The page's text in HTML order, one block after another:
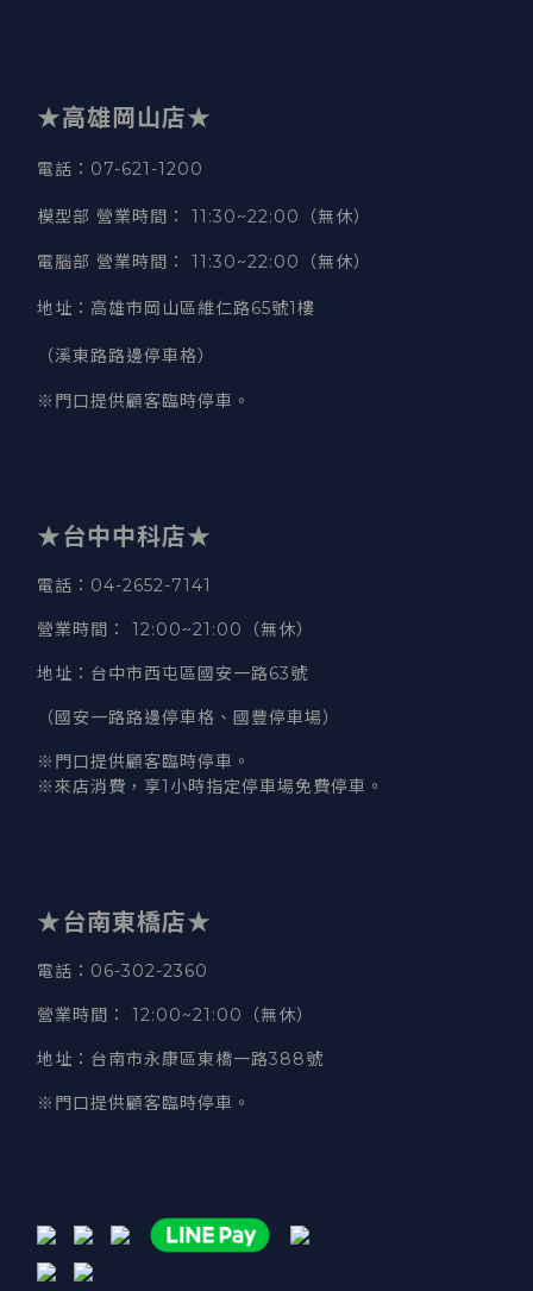
★高雄岡山店★
電話：07-621-1200
模型部 營業時間 ： 11:30~22:00（無休）
電腦部 營業時間 ： 11:30~22:00（無休）
地址 ： 高雄市岡山區維仁路65號1樓
（溪東路路邊停車格）
※門口提供顧客臨時停車。
★台中中科店★
電話 ：04-2652-7141
營業時間 ： 12:00~21:00（無休）
地址 ：台中市西屯區國安一路63號
（國安一路路邊停車格、國豐停車場）
※門口提供顧客臨時停車。
※來店消費，享1小時指定停車場免費停車。
★台南東橋店★
電話 ：06-302-2360
營業時間 ： 12:00~21:00（無休）
地址 ：台南市永康區東橋一路388號
※門口提供顧客臨時停車。